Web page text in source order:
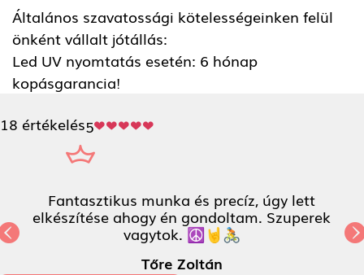
Általános szavatossági kötelességeinken felül
önként vállalt jótállás:
Led UV nyomtatás esetén: 6 hónap
kopásgarancia!
18 értékelés5
Fantasztikus munka és precíz, úgy lett
elkészítése ahogy én gondoltam. Szuperek
vagytok. ☮️🤘🚴
Tőre Zoltán
Previous